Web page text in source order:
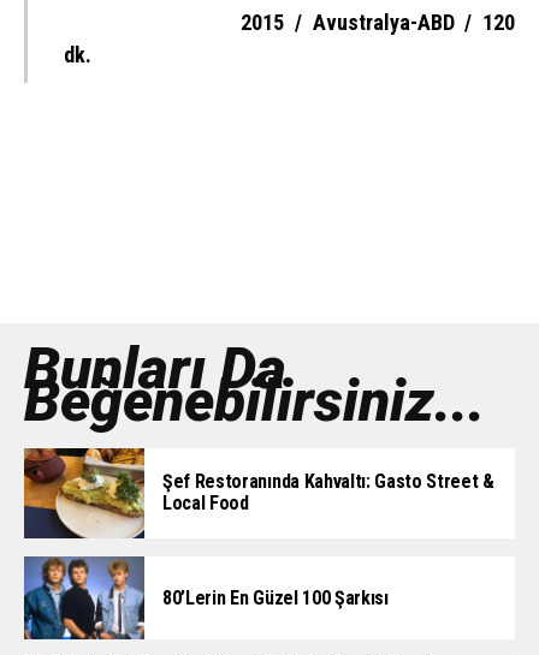
2015 / Avustralya-ABD / 120
dk.
Bunları Da
Beğenebilirsiniz...
Şef Restoranında Kahvaltı: Gasto Street &
Local Food
80’lerin En Güzel 100 Şarkısı